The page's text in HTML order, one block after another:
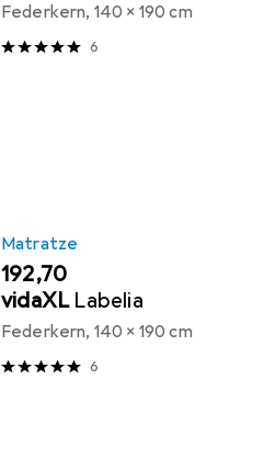
Federkern, 140 x 190 cm
6
Matratze
EUR
192,70
vidaXL Labelia
Federkern, 140 x 190 cm
6